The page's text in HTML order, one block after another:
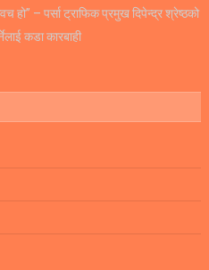
हो” – पर्सा ट्राफिक प्रमुख दिपेन्द्र श्रेष्ठको
कडा कारबाही